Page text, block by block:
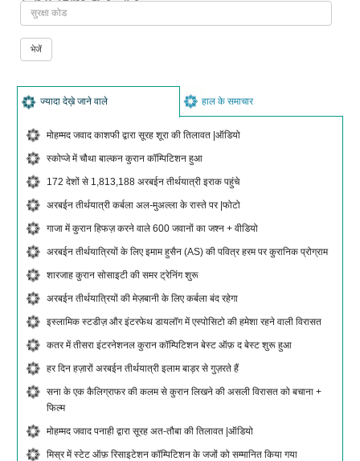
ज्यादा देख़े जाने वाले हाल के समाचार
मोहम्मद जवाद काशफी द्वारा सूरह शूरा की तिलावत |ऑडियो
स्कोप्जे में चौथा बाल्कन कुरान कॉम्पिटिशन हुआ
172 देशों से 1,813,188 अरबईन तीर्थयात्री इराक पहुंचे
अरबईन तीर्थयात्री कर्बला अल-मुअल्ला के रास्ते पर |फोटो
गाजा में कुरान हिफज़ करने वाले 600 जवानों का जश्न + वीडियो
अरबईन तीर्थयात्रियों के लिए इमाम हुसैन (AS) की पवित्र हरम पर कुरानिक प्रोग्राम
शारजाह कुरान सोसाइटी की समर ट्रेनिंग शुरू
अरबईन तीर्थयात्रियों की मेज़बानी के लिए कर्बला बंद रहेगा
इस्लामिक स्टडीज़ और इंटरफेथ डायलॉग में एस्पोसिटो की हमेशा रहने वाली विरासत
कतर में तीसरा इंटरनेशनल कुरान कॉम्पिटिशन बेस्ट ऑफ़ द बेस्ट शुरू हुआ
हर दिन हज़ारों अरबईन तीर्थयात्री इलाम बाड़र से गुज़रते हैं
सना के एक कैलिग्राफर की कलम से कुरान लिखने की असली विरासत को बचाना +
फिल्म
मोहम्मद जवाद पनाही द्वारा सूरह अत-तौबा की तिलावत |ऑडियो
मिस्र में स्टेट ऑफ़ रिसाइटेशन कॉम्पिटिशन के जजों को सम्मानित किया गया